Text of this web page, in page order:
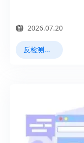
2026.07.20
反检测浏览器